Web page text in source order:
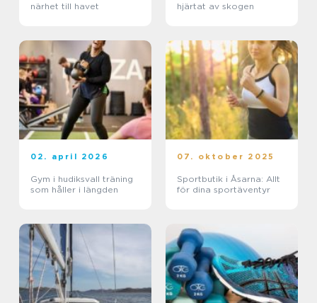
närhet till havet
hjärtat av skogen
02. april 2026
Gym i hudiksvall träning
som håller i längden
07. oktober 2025
Sportbutik i Åsarna: Allt
för dina sportäventyr